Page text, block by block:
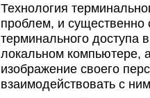
Технология
проблем, и существенно
терминального доступа
локальном компьютере,
изображение своего
взаимодействовать с